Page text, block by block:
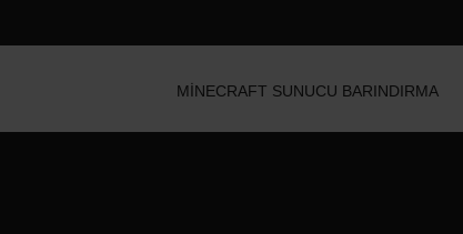
MINECRAFT SUNUCU BARINDIRMA